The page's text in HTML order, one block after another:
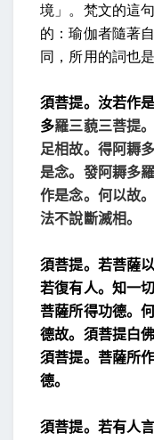
境」。梵文的這
的：瑜伽者隨著
同，所用的詞也
須菩提。汝若作
多羅三藐三菩提
足相故。得阿耨
是念。發阿耨多
作是念。何以故
法不說斷滅相。
須菩提。若菩薩
若復有人。知一
菩薩所得功德。
德故。 須菩提白
須菩提。菩薩所
德。
須菩提。若有人